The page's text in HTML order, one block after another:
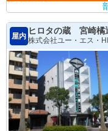
屋内
ヒロタの蔵 宮崎橘
株式会社ユー・エス・